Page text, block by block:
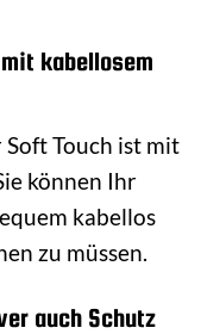
kabellosem
Soft Touch ist mit
können Ihr
kabellos
zu müssen.
auch Schutz